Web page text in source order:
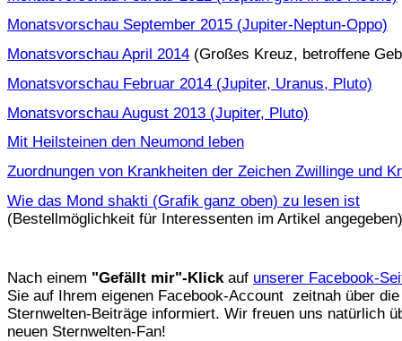
Monatsvorschau September 2015 (Jupiter-Neptun-Oppo)
Monatsvorschau April 2014 (Großes Kreuz, betroffene
Monatsvorschau Februar 2014 (Jupiter, Uranus, Pluto)
Monatsvorschau August 2013 (Jupiter, Pluto)
Mit Heilsteinen den Neumond leben
Zuordnungen von Krankheiten der Zeichen Zwillinge und
Wie das Mond shakti (Grafik ganz oben) zu lesen ist
(Bestellmöglichkeit für Interessenten im Artikel angegeben)
Nach einem "Gefällt mir"-Klick auf unserer Facebook-
Sie auf Ihrem eigenen Facebook-Account zeitnah über
Sternwelten-Beiträge informiert. Wir freuen uns natürlich
neuen Sternwelten-Fan!